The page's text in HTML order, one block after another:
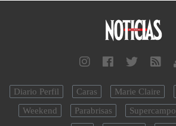
Diario Perfil Caras Marie Claire
Weekend
Parabrisas Supercampo